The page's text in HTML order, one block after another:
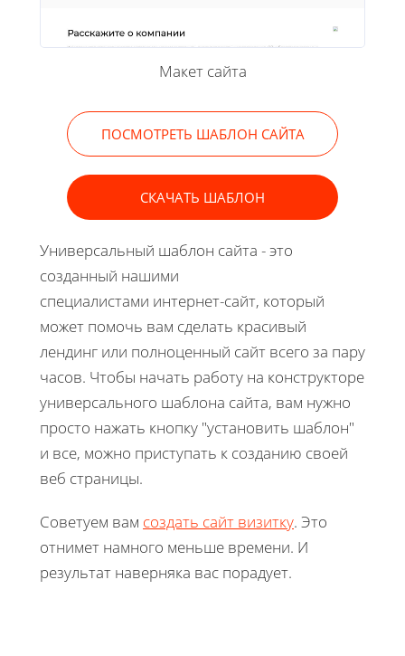
Макет сайта
ПОСМОТРЕТЬ ШАБЛОН САЙТА
СКАЧАТЬ ШАБЛОН
Универсальный шаблон сайта - это
созданный нашими
специалистами интернет-сайт, который
может помочь вам сделать красивый
лендинг или полноценный сайт всего за пару
часов. Чтобы начать работу на конструкторе
универсального шаблона сайта, вам нужно
просто нажать кнопку "установить шаблон"
и все, можно приступать к созданию своей
веб страницы.
Советуем вам создать сайт визитку. Это
отнимет намного меньше времени. И
результат наверняка вас порадует.